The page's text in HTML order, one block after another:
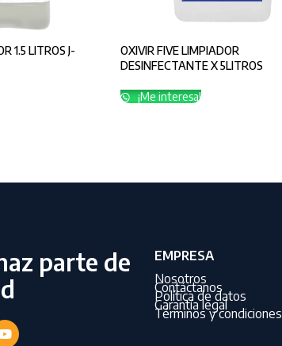
1.5 LITROS J-
OXIVIR FIVE LIMPIADOR
DESINFECTANTE X 5LITROS
¡Me interesa!
parte de
EMPRESA
Nosotros
Contáctanos
Política de datos
Garantía legal
Términos y condiciones